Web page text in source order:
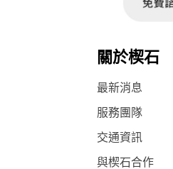
關於楔石
最新消息
服務團隊
交通資訊
與楔石合作